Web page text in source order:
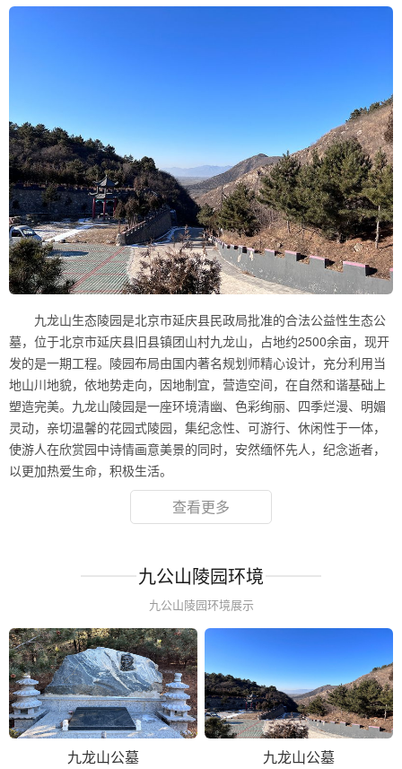
九龙山生态陵园是北京市延庆县民政局批准的合法公益性生态公
墓，位于北京市延庆县旧县镇团山村九龙山，占地约2500余亩，现开
发的是一期工程。陵园布局由国内著名规划师精心设计，充分利用当
地山川地貌，依地势走向，因地制宜，营造空间，在自然和谐基础上
塑造完美。九龙山陵园是一座环境清幽、色彩绚丽、四季烂漫、明媚
灵动，亲切温馨的花园式陵园，集纪念性、可游行、休闲性于一体，
使游人在欣赏园中诗情画意美景的同时，安然缅怀先人，纪念逝者，
以更加热爱生命，积极生活。
查看更多
九公山陵园环境
九公山陵园环境展示
九龙山公墓 九龙山公墓